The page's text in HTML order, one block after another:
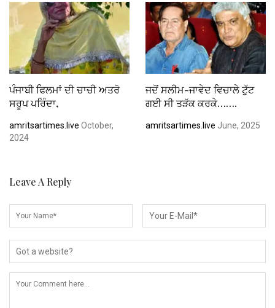
ਪੰਜਾਬੀ ਫਿਲਮਾਂ ਦੀ ਚਾਚੀ ਅਤਰੋ
ਸਰੂਪ ਪਰਿੰਦਾ,
amritsartimes.live October,
2024
ਜਦੋਂ ਸਲੀਮ-ਜਾਵੇਦ ਵਿਚਾਲੇ ਟੁੱਟ
ਗਈ ਸੀ ਤੜੱਕ ਕਰਕੇ…….
amritsartimes.live June, 2025
Leave A Reply